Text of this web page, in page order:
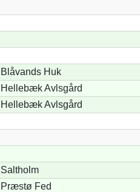
Blåvands Huk
Hellebæk Avlsgård
Hellebæk Avlsgård
Saltholm
Præstø Fed